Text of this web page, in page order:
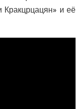
и её